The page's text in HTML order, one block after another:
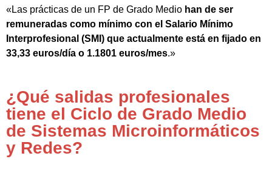
«Las prácticas de un FP de Grado Medio han de ser
remuneradas como mínimo con el Salario Mínimo
Interprofesional (SMI) que actualmente está en fijado en
33,33 euros/día o 1.1801 euros/mes.»
¿Qué salidas profesionales
tiene el Ciclo de Grado Medio
de Sistemas Microinformáticos
y Redes?